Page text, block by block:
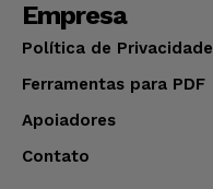
Empresa
Política de Privacidade
Ferramentas para PDF
Apoiadores
Contato